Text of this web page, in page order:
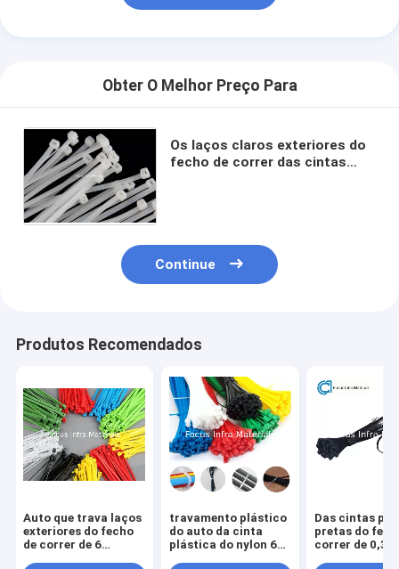
Obter O Melhor Preço Para
Os laços claros exteriores do
fecho de correr das cintas
Continue
Produtos Recomendados
Auto que trava laços
exteriores do fecho
de correr de 6
travamento plástico
do auto da cinta
plástica do nylon 66
Das cintas
pretas do
correr de 0,3